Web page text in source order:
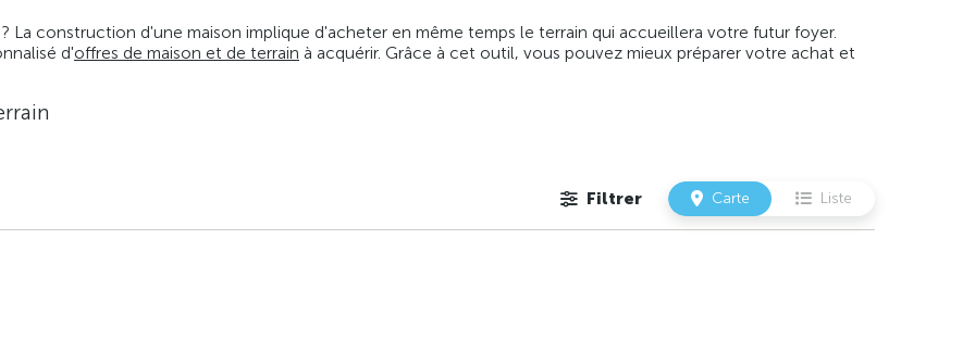
La construction d'une maison implique d'acheter en même temps le terrain qui accueillera votre futur foyer.
d'offres de maison et de terrain à acquérir. Grâce à cet outil, vous pouvez mieux préparer votre achat et
Filtrer Carte Liste